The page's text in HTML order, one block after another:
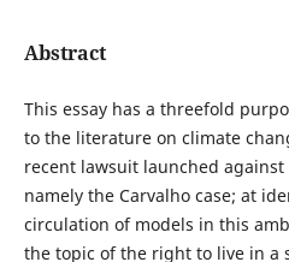
Abstract
This essay has a threefold
to the literature on climate
recent lawsuit launched
namely the Carvalho case; at
circulation of models in this
the topic of the right to live in a